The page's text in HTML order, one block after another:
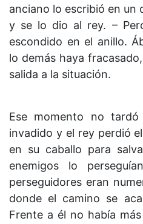
anciano lo escribió en un
y se lo dio al rey. –
escondido en el anillo.
lo demás haya
salida a la situación.
Ese momento no
invadido y el rey perdió
en su caballo para
enemigos lo
perseguidores eran
donde el camino se
Frente a él no había